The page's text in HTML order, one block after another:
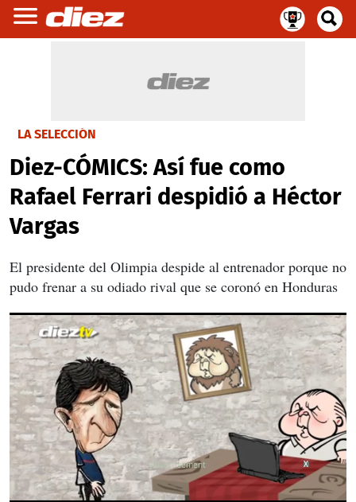
LA SELECCIÓN
Diez-CÓMICS: Así fue como
Rafael Ferrari despidió a Héctor
Vargas
El presidente del Olimpia despide al entrenador porque no
pudo frenar a su odiado rival que se coronó en Honduras
X